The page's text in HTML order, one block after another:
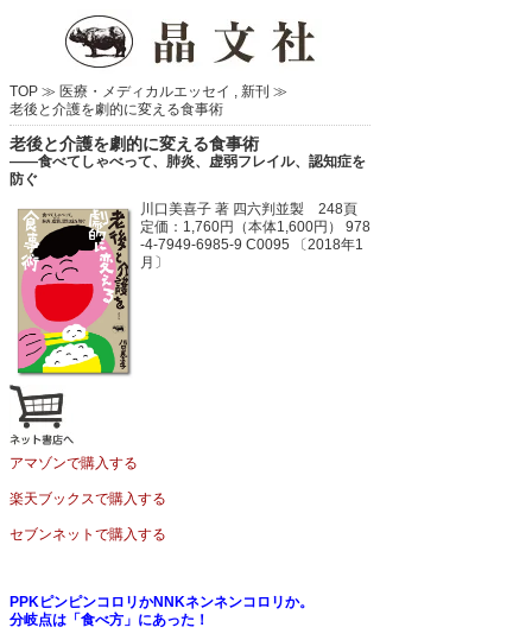
TOP ≫ 医療・メディカルエッセイ , 新刊 ≫
老後と介護を劇的に変える食事術
老後と介護を劇的に変える食事術
――食べてしゃべって、肺炎、虚弱フレイル、認知症を
防ぐ
川口美喜子 著 四六判並製 248頁
定価：1,760円（本体1,600円）
978
-4-7949-6985-9 C0095 〔2018年1
月〕
アマゾンで購入する
楽天ブックスで購入する
セブンネットで購入する
PPKピンピンコロリかNNKネンネンコロリか。
分岐点は「食べ方」にあった！